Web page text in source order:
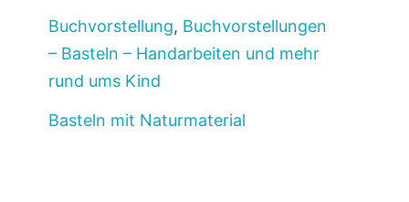
Buchvorstellung, Buchvorstellungen
– Basteln – Handarbeiten und mehr
rund ums Kind
Basteln mit Naturmaterial